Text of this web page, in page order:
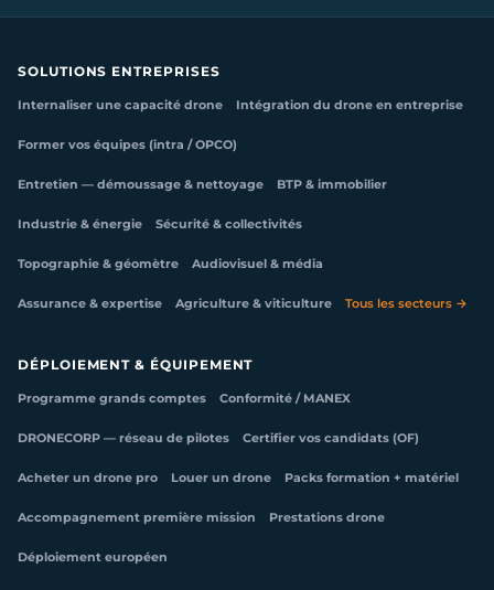
SOLUTIONS ENTREPRISES
Internaliser une capacité drone Intégration du drone en entreprise
Former vos équipes (intra / OPCO)
Entretien — démoussage & nettoyage BTP & immobilier
Industrie & énergie Sécurité & collectivités
Topographie & géomètre Audiovisuel & média
Assurance & expertise Agriculture & viticulture Tous les secteurs →
DÉPLOIEMENT & ÉQUIPEMENT
Programme grands comptes Conformité / MANEX
DRONECORP — réseau de pilotes Certifier vos candidats (OF)
Acheter un drone pro Louer un drone Packs formation + matériel
Accompagnement première mission Prestations drone
Déploiement européen